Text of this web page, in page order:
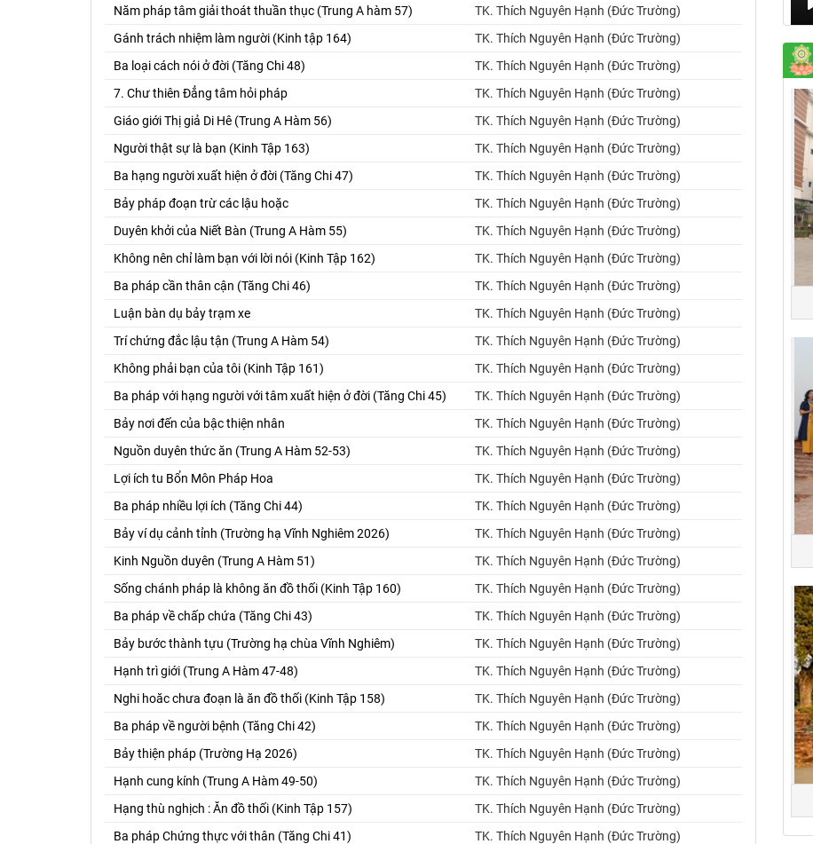
Năm pháp tâm giải thoát thuần thục (Trung A hàm 57)
TK. Thích Nguyên Hạnh (Đức Trường)
Gánh trách nhiệm làm người (Kinh tập 164)
TK. Thích Nguyên Hạnh (Đức Trường)
Ba loại cách nói ở đời (Tăng Chi 48)
TK. Thích Nguyên Hạnh (Đức Trường)
7. Chư thiên Đẳng tâm hỏi pháp
TK. Thích Nguyên Hạnh (Đức Trường)
Giáo giới Thị giả Di Hê (Trung A Hàm 56)
TK. Thích Nguyên Hạnh (Đức Trường)
Người thật sự là bạn (Kinh Tập 163)
TK. Thích Nguyên Hạnh (Đức Trường)
Ba hạng người xuất hiện ở đời (Tăng Chi 47)
TK. Thích Nguyên Hạnh (Đức Trường)
Bảy pháp đoạn trừ các lậu hoặc
TK. Thích Nguyên Hạnh (Đức Trường)
Duyên khởi của Niết Bàn (Trung A Hàm 55)
TK. Thích Nguyên Hạnh (Đức Trường)
Không nên chỉ làm bạn với lời nói (Kinh Tập 162)
TK. Thích Nguyên Hạnh (Đức Trường)
Ba pháp cần thân cận (Tăng Chi 46)
TK. Thích Nguyên Hạnh (Đức Trường)
Luận bàn dụ bảy trạm xe
TK. Thích Nguyên Hạnh (Đức Trường)
Trí chứng đắc lậu tận (Trung A Hàm 54)
TK. Thích Nguyên Hạnh (Đức Trường)
Không phải bạn của tôi (Kinh Tập 161)
TK. Thích Nguyên Hạnh (Đức Trường)
Ba pháp với hạng người với tâm xuất hiện ở đời (Tăng Chi 45)
TK. Thích Nguyên Hạnh (Đức Trường)
Bảy nơi đến của bậc thiện nhân
TK. Thích Nguyên Hạnh (Đức Trường)
Nguồn duyên thức ăn (Trung A Hàm 52-53)
TK. Thích Nguyên Hạnh (Đức Trường)
Lợi ích tu Bổn Môn Pháp Hoa
TK. Thích Nguyên Hạnh (Đức Trường)
Ba pháp nhiều lợi ích (Tăng Chi 44)
TK. Thích Nguyên Hạnh (Đức Trường)
Bảy ví dụ cảnh tỉnh (Trường hạ Vĩnh Nghiêm 2026)
TK. Thích Nguyên Hạnh (Đức Trường)
Kinh Nguồn duyên (Trung A Hàm 51)
TK. Thích Nguyên Hạnh (Đức Trường)
Sống chánh pháp là không ăn đồ thối (Kinh Tập 160)
TK. Thích Nguyên Hạnh (Đức Trường)
Ba pháp về chấp chứa (Tăng Chi 43)
TK. Thích Nguyên Hạnh (Đức Trường)
Bảy bước thành tựu (Trường hạ chùa Vĩnh Nghiêm)
TK. Thích Nguyên Hạnh (Đức Trường)
Hạnh trì giới (Trung A Hàm 47-48)
TK. Thích Nguyên Hạnh (Đức Trường)
Nghi hoăc chưa đoạn là ăn đồ thối (Kinh Tập 158)
TK. Thích Nguyên Hạnh (Đức Trường)
Ba pháp về người bệnh (Tăng Chi 42)
TK. Thích Nguyên Hạnh (Đức Trường)
Bảy thiện pháp (Trường Hạ 2026)
TK. Thích Nguyên Hạnh (Đức Trường)
Hạnh cung kính (Trung A Hàm 49-50)
TK. Thích Nguyên Hạnh (Đức Trường)
Hạng thù nghịch : Ăn đồ thối (Kinh Tập 157)
TK. Thích Nguyên Hạnh (Đức Trường)
Ba pháp Chứng thực với thân (Tăng Chi 41)
TK. Thích Nguyên Hạnh (Đức Trường)